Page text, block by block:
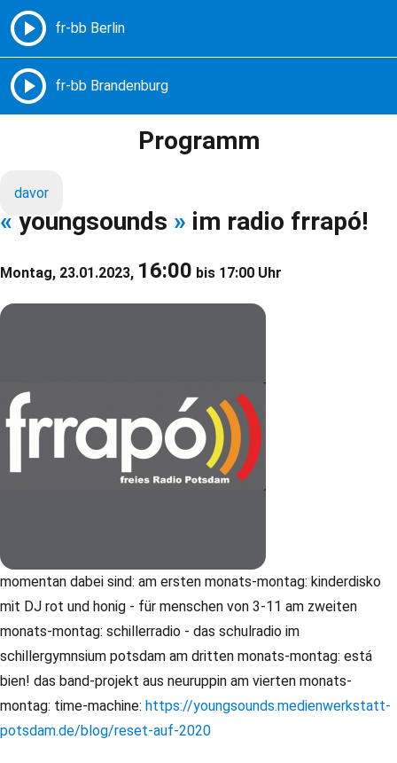
Freie Radios – Berlin Brandenburg
Programm
davor
« youngsounds » im radio frrapó!
Montag, 23.01.2023, 16:00 bis 17:00 Uhr
momentan dabei sind: am ersten monats-montag: kinderdisko
mit DJ rot und honig - für menschen von 3-11 am zweiten
monats-montag: schillerradio - das schulradio im
schillergymnsium potsdam am dritten monats-montag: está
bien! das band-projekt aus neuruppin am vierten monats-
montag: time-machine: https://youngsounds.medienwerkstatt-
potsdam.de/blog/reset-auf-2020